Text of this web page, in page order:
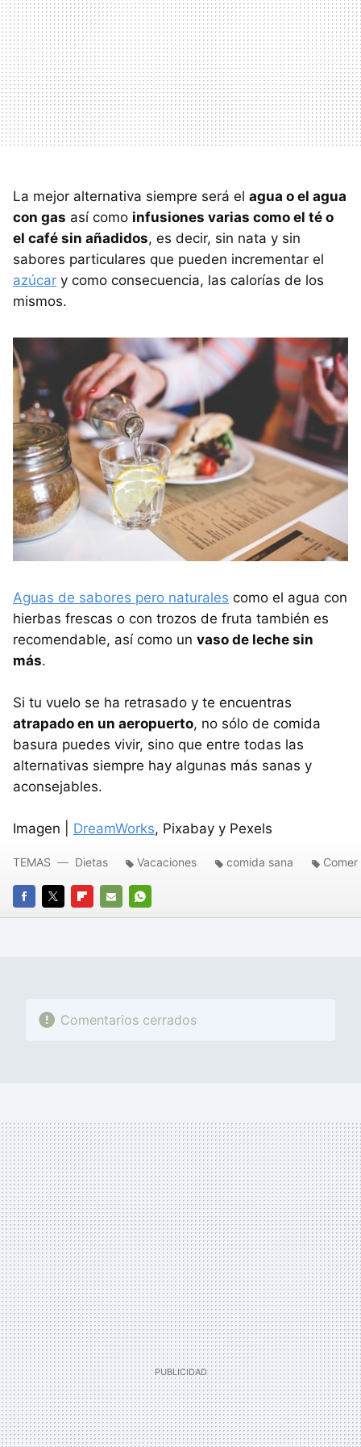
La mejor alternativa siempre será el agua o el agua
con gas así como infusiones varias como el té o
el café sin añadidos, es decir, sin nata y sin
sabores particulares que pueden incrementar el
azúcar y como consecuencia, las calorías de los
mismos.
Aguas de sabores pero naturales como el agua con
hierbas frescas o con trozos de fruta también es
recomendable, así como un vaso de leche sin
más.
Si tu vuelo se ha retrasado y te encuentras
atrapado en un aeropuerto, no sólo de comida
basura puedes vivir, sino que entre todas las
alternativas siempre hay algunas más sanas y
aconsejables.
Imagen | DreamWorks, Pixabay y Pexels
FACEBOOK
TWITTERFLIPBOARD
E-
WHATSAPP
TEMAS Dietas Vacaciones comida sana
Comentarios cerrados